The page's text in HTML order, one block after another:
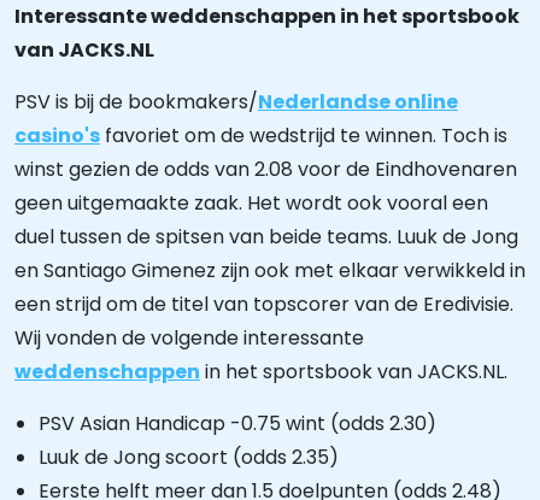
Interessante weddenschappen in het sportsbook
van JACKS.NL
PSV is bij de bookmakers/Nederlandse online
casino's favoriet om de wedstrijd te winnen. Toch is
winst gezien de odds van 2.08 voor de Eindhovenaren
geen uitgemaakte zaak. Het wordt ook vooral een
duel tussen de spitsen van beide teams. Luuk de Jong
en Santiago Gimenez zijn ook met elkaar verwikkeld in
een strijd om de titel van topscorer van de Eredivisie.
Wij vonden de volgende interessante
weddenschappen in het sportsbook van JACKS.NL.
PSV Asian Handicap -0.75 wint (odds 2.30)
Luuk de Jong scoort (odds 2.35)
Eerste helft meer dan 1.5 doelpunten (odds 2.48)